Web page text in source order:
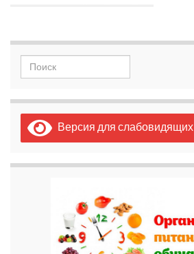
Search for:
Версия для слабовидящих